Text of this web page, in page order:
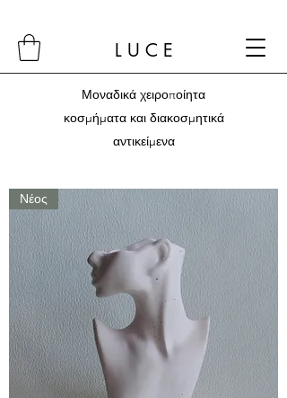
L U C E
Μοναδικά χειροποίητα
κοσμήματα και διακοσμητικά
αντικείμενα
Νέος